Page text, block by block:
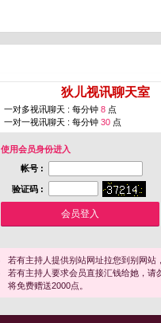
狄儿视讯聊天室
一对多视讯聊天 : 每分钟 8 点
一对一视讯聊天 : 每分钟 30 点
使用会员身份进入
帐号 :
验证码 :
若有主持人提供别站网址拉您到别网站
若有主持人要求会员直接汇钱给她，
将免费赠送2000点。